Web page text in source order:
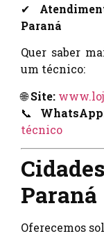
✔
Paraná
Quer saber
um técnico:
🌐Site:
📞
técnico
Paraná
Oferecemos